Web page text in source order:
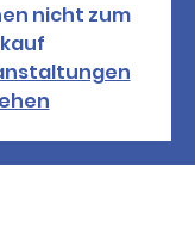
nicht zum